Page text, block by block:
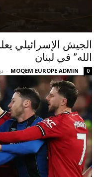
الجيش الإسرائيلي
الله” في لبنان
MOQEM EUROPE ADMIN
- 0